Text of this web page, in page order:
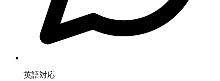
英語対応